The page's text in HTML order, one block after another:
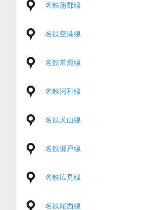
名鉄蒲郡線
名鉄空港線
名鉄常滑線
名鉄河和線
名鉄犬山線
名鉄瀬戸線
名鉄広見線
名鉄尾西線